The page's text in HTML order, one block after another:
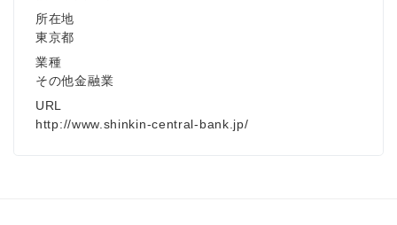
所在地
東京都
業種
その他金融業
URL
http://www.shinkin-central-bank.jp/